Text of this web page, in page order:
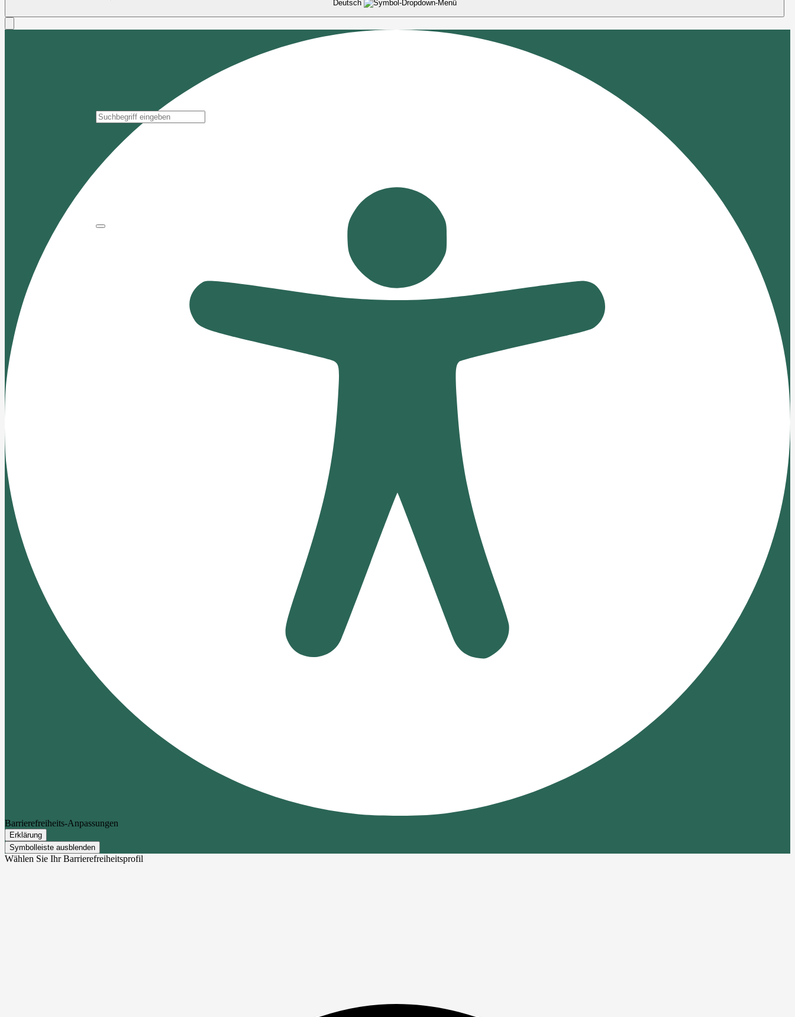
Deutsch
Barrierefreiheits-Anpassungen
Erklärung
Symbolleiste ausblenden
Wählen Sie Ihr Barrierefreiheitsprofil